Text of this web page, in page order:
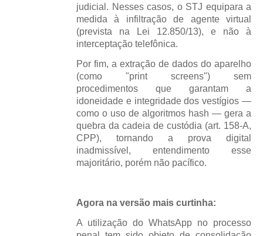
judicial. Nesses casos, o STJ equipara a
medida à infiltração de agente virtual
(prevista na Lei 12.850/13), e não à
interceptação telefônica.
Por fim, a extração de dados do aparelho
(como "print screens") sem
procedimentos que garantam a
idoneidade e integridade dos vestígios —
como o uso de algoritmos hash — gera a
quebra da cadeia de custódia (art. 158-A,
CPP), tornando a prova digital
inadmissível, entendimento esse
majoritário, porém não pacífico.
Agora na versão mais curtinha:
A utilização do WhatsApp no processo